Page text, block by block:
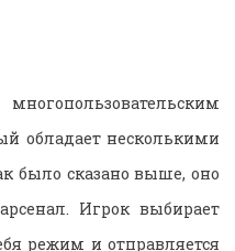
обладает несколькими
было сказано выше, оно
Игрок выбирает
режим и отправляется